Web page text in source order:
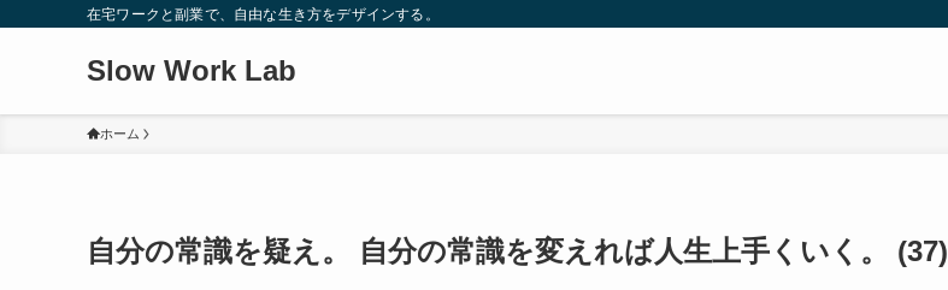
在宅ワークと副業で、自由な生き方をデザインする。
Slow Work Lab
ホーム
自分の常識を疑え。 自分の常識を変えれば人生上手くいく。 (37)